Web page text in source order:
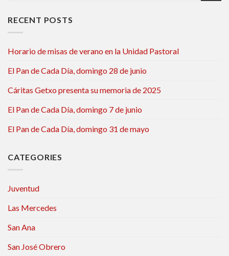
RECENT POSTS
Horario de misas de verano en la Unidad Pastoral
El Pan de Cada Día, domingo 28 de junio
Cáritas Getxo presenta su memoria de 2025
El Pan de Cada Día, domingo 7 de junio
El Pan de Cada Día, domingo 31 de mayo
CATEGORIES
Juventud
Las Mercedes
San Ana
San José Obrero